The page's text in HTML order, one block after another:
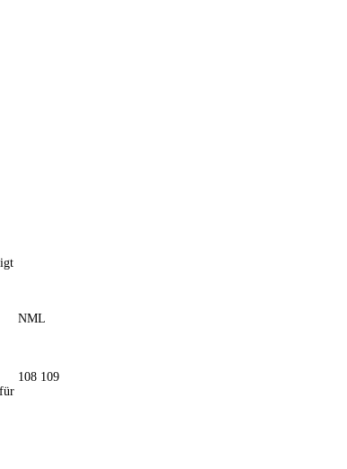
NML
108 109